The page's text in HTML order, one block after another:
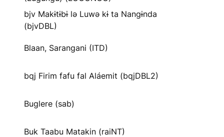
bjv Makɨtɨbɨ lə Luwə kɨ ta Nangɨnda
(bjvDBL)
Blaan, Sarangani (ITD)
bqj Firim fafu fal Aláemit (bqjDBL2)
Buglere (sab)
Buk Taabu Matakin (raiNT)